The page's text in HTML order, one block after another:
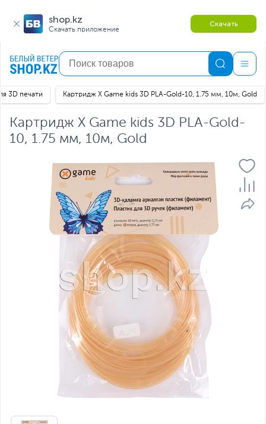
shop.kz
Скачать приложение
Скачать
3D печати Картридж X Game kids 3D PLA-Gold-10, 1.75 мм, 10м, Gold
Картридж X Game kids 3D PLA-Gold-
10, 1.75 мм, 10м, Gold